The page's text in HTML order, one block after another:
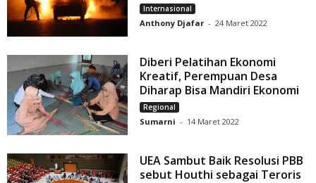
Internasional
Anthony Djafar - 24 Maret 2022
Diberi Pelatihan Ekonomi
Kreatif, Perempuan Desa
Diharap Bisa Mandiri Ekonomi
Regional
Sumarni - 14 Maret 2022
UEA Sambut Baik Resolusi PBB
sebut Houthi sebagai Teroris